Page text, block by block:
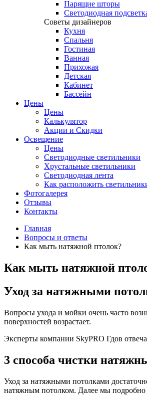
Парящие шторы
Светодиодная
Советы дизайнеров
Кухня
Спальня
Гостиная
Ванная
Прихожая
Детская
Кабинет
Бассейн
Цены
Цены
Калькулятор
Акции и Скидки
Освещение
Цены
Светодиодные светильники
Хрустальные светильники
Светодиодная лента
Как расположить
Фотогалерея
Отзывы
Контакты
Главная
Вопросы и ответы
Как мыть натяжной птолок?
Как мыть натяжной
Уход за натяжными
Вопросы ухода и мойки очень часто
поверхностей возрастает.
Эксперты компании SkyPRO Гдов
3 способа чистки
Уход за натяжными потолками
натяжным потолком. Далее мы